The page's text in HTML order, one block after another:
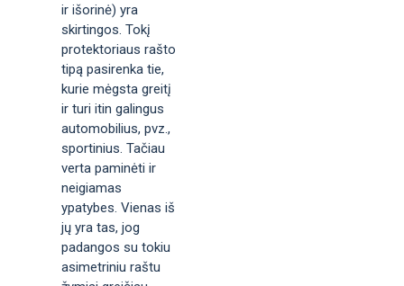
ir išorinė) yra
skirtingos. Tokį
protektoriaus rašto
tipą pasirenka tie,
kurie mėgsta greitį
ir turi itin galingus
automobilius, pvz.,
sportinius. Tačiau
verta paminėti ir
neigiamas
ypatybes. Vienas iš
jų yra tas, jog
padangos su tokiu
asimetriniu raštu